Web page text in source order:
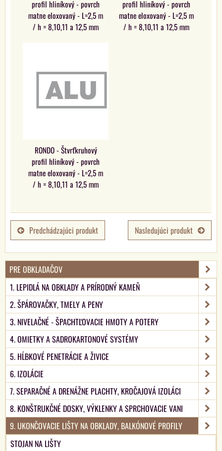
profil hliníkový - povrch
matne eloxovaný - L=2,5 m
/ h = 8,10,11 a 12,5 mm
profil hliníkový - povrch
matne eloxovaný - L=2,5 m
/ h = 8,10,11 a 12,5 mm
RONDO - Štvrťkruhový
profil hliníkový - povrch
matne eloxovaný - L=2,5 m
/ h = 8,10,11 a 12,5 mm
Predchádzajúci produkt Nasledujúci produkt
PRE OBKLADAČOV
1. LEPIDLÁ NA OBKLADY A PRÍRODNÝ KAMEŇ
2. ŠPÁROVAČKY, TMELY A PENY
3. NIVELAČNÉ - ŠPACHTĽOVACIE HMOTY A POTERY
4. OMIETKY A SADROKARTONOVÉ SYSTÉMY
5. HĹBKOVÉ PENETRÁCIE A ŽIVICE
6. IZOLÁCIE
7. SEPARAČNÉ A DRENÁŽNE PLACHTY, KROČAJOVÁ IZOLÁCI
8. KONŠTRUKČNÉ DOSKY, VÝKLENKY A SPRCHOVACIE VANI
9. UKONČOVACIE LIŠTY NA OBKLADY, BALKÓNOVÉ PROFILY
STOJAN NA LIŠTY